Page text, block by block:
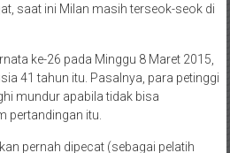
saat ini Milan masih terseok-seok di
ke-26 pada Minggu 8 Maret 2015,
41 tahun itu. Pasalnya, para petinggi
mundur apabila tidak bisa
pertandingan itu.
pernah dipecat (sebagai pelatih